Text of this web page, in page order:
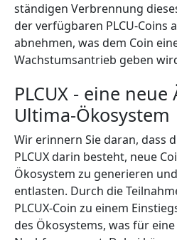
ständigen Verbrennung
der verfügbaren PLCU-Coins
abnehmen, was dem Coin
Wachstumsantrieb geben
PLCUX - eine neue
Ultima-Ökosystem
Wir erinnern Sie daran, dass
PLCUX darin besteht, neue
Ökosystem zu generieren
entlasten. Durch die
PLCUX-Coin zu einem
des Ökosystems, was für